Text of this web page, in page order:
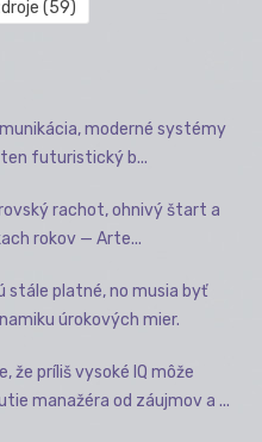
(59)
moderné systémy
futuristický b...
rachot, ohnivý štart a
rokov — Arte...
stále platné, no musia byť
úrokových mier.
že príliš vysoké IQ môže
manažéra od záujmov a ...